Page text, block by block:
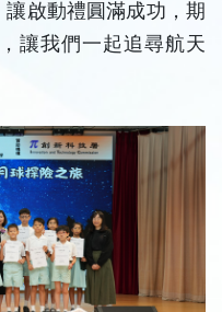
啟動禮圓滿成功，期
讓我們一起追尋航天